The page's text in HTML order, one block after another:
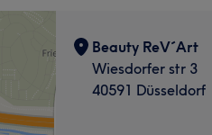
Beauty ReV´Art
Wiesdorfer str 3
40591 Düsseldorf